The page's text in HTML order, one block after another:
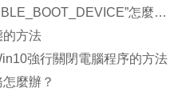
Win10藍屏提示“INACCESSIBLE_BOOT_DEVICE”怎麼處理？
的方法
強行關閉電腦程序的方法
麼辦？